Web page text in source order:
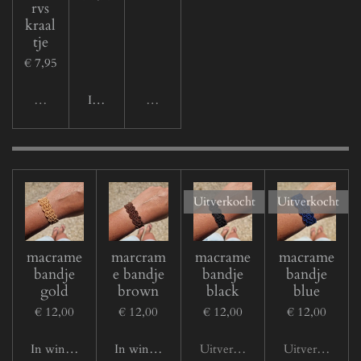
rvs
kraal
tje
€ 7,95
UitverkochtIn winkelwagenUitverkocht
macrame
bandje
gold
€ 12,00
In winkelwagen
marcram
e bandje
brown
€ 12,00
In winkelwagen
Uitverkocht
macrame
bandje
black
€ 12,00
Uitverkocht
Uitverkocht
macrame
bandje
blue
€ 12,00
Uitverkocht